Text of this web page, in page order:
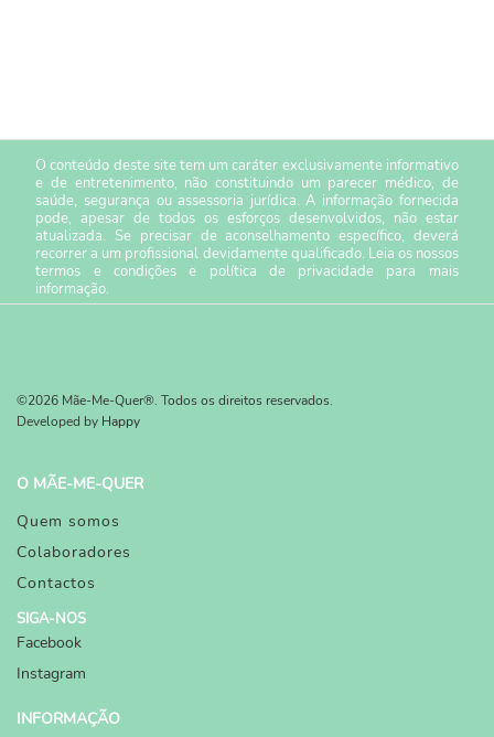
O conteúdo deste site tem um caráter exclusivamente informativo
e de entretenimento, não constituindo um parecer médico, de
saúde, segurança ou assessoria jurídica. A informação fornecida
pode, apesar de todos os esforços desenvolvidos, não estar
atualizada. Se precisar de aconselhamento específico, deverá
recorrer a um profissional devidamente qualificado. Leia os nossos
termos e condiçõese política de privacidade para mais
informação.
©2026 Mãe-Me-Quer®. Todos os direitos reservados.
Developed by Happy
O MÃE-ME-QUER
Quem somos
Colaboradores
Contactos
SIGA-NOS
Facebook
Instagram
INFORMAÇÃO